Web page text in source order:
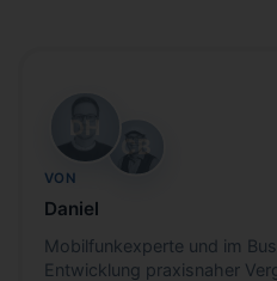
VON
Daniel
Mobilfunkexperte und im
Entwicklung praxisnaher